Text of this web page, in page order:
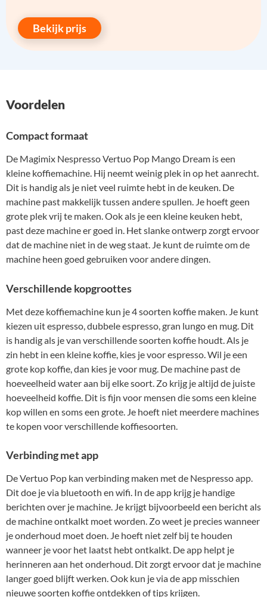
Bekijk prijs
Voordelen
Compact formaat
De Magimix Nespresso Vertuo Pop Mango Dream is een
kleine koffiemachine. Hij neemt weinig plek in op het aanrecht.
Dit is handig als je niet veel ruimte hebt in de keuken. De
machine past makkelijk tussen andere spullen. Je hoeft geen
grote plek vrij te maken. Ook als je een kleine keuken hebt,
past deze machine er goed in. Het slanke ontwerp zorgt ervoor
dat de machine niet in de weg staat. Je kunt de ruimte om de
machine heen goed gebruiken voor andere dingen.
Verschillende kopgroottes
Met deze koffiemachine kun je 4 soorten koffie maken. Je kunt
kiezen uit espresso, dubbele espresso, gran lungo en mug. Dit
is handig als je van verschillende soorten koffie houdt. Als je
zin hebt in een kleine koffie, kies je voor espresso. Wil je een
grote kop koffie, dan kies je voor mug. De machine past de
hoeveelheid water aan bij elke soort. Zo krijg je altijd de juiste
hoeveelheid koffie. Dit is fijn voor mensen die soms een kleine
kop willen en soms een grote. Je hoeft niet meerdere machines
te kopen voor verschillende koffiesoorten.
Verbinding met app
De Vertuo Pop kan verbinding maken met de Nespresso app.
Dit doe je via bluetooth en wifi. In de app krijg je handige
berichten over je machine. Je krijgt bijvoorbeeld een bericht als
de machine ontkalkt moet worden. Zo weet je precies wanneer
je onderhoud moet doen. Je hoeft niet zelf bij te houden
wanneer je voor het laatst hebt ontkalkt. De app helpt je
herinneren aan het onderhoud. Dit zorgt ervoor dat je machine
langer goed blijft werken. Ook kun je via de app misschien
nieuwe soorten koffie ontdekken of tips krijgen.